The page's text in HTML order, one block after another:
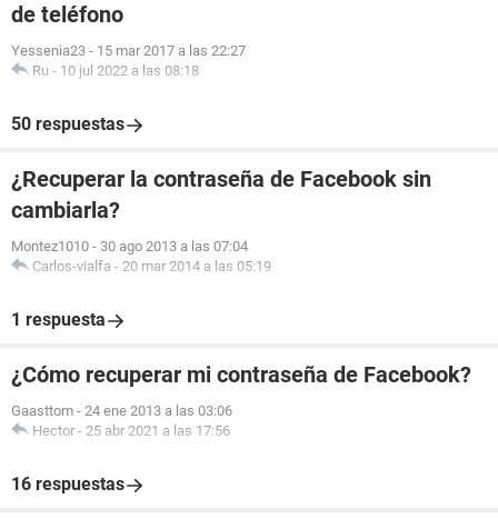
de teléfono
Yessenia23 - 15 mar 2017 a las 22:27
Ru - 10 jul 2022 a las 08:18
50 respuestas
¿Recuperar la contraseña de Facebook sin
cambiarla?
Montez1010 - 30 ago 2013 a las 07:04
Carlos-vialfa - 20 mar 2014 a las 05:19
1 respuesta
¿Cómo recuperar mi contraseña de Facebook?
Gaasttom - 24 ene 2013 a las 03:06
Hector - 25 abr 2021 a las 17:56
16 respuestas